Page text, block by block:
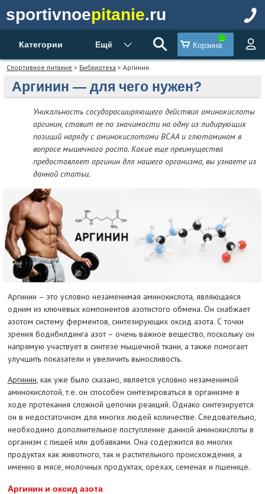
sportivnoepitanie.ru
Категории Ещё Корзина
Спортивное питание > Библиотека > Аргинин.
Аргинин — для чего нужен?
Уникальность сосудорасширяющего действия аминокислоты
аргинин, ставит ее по значимости на одну из лидирующих
позиций наряду с аминокислотами BCAA и глютамином в
вопросе мышечного роста. Какие еще преимущества
предоставляет аргинин для нашего организма, вы узнаете из
данной статьи.
Аргинин – это условно незаменимая аминокислота, являющаяся
одним из ключевых компонентов азотистого обмена. Он снабжает
азотом систему ферментов, синтезирующих оксид азота. С точки
зрения бодибилдинга азот – очень важное вещество, поскольку он
напрямую участвует в синтезе мышечной ткани, а также помогает
улучшить показатели и увеличить выносливость.
Аргинин, как уже было сказано, является условно незаменимой
аминокислотой, т.е. он способен синтезироваться в организме в
ходе протекания сложной цепочки реакций. Однако синтезируется
он в недостаточном для многих людей количестве. Следовательно,
необходимо дополнительное поступление данной аминокислоты в
организм с пищей или добавками. Она содержится во многих
продуктах как животного, так и растительного происхождения, а
именно в мясе, молочных продуктах, орехах, семенах и пшенице.
Аргинин и оксид азота